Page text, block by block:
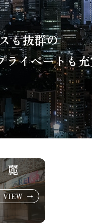
も抜群の
ライベートも
麗
VIEW